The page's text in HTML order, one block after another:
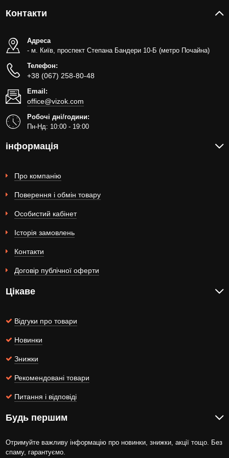
Контакти
Адреса
- м. Київ, проспект Степана Бандери 10-Б (метро Почайна)
Телефон:
+38 (067) 258-80-48
Email:
office@vizok.com
Робочі дні/години:
Пн-Нд: 10:00 - 19:00
інформація
Про компанію
Поверення і обмін товару
Особистий кабінет
Історія замовлень
Контакти
Договір публічної оферти
Цікаве
Відгуки про товари
Новинки
Знижки
Рекомендовані товари
Питання і відповіді
Будь першим
Отримуйте важливу інформацію про новинки, знижки, акції тощо. Без
спаму, гарантуємо.